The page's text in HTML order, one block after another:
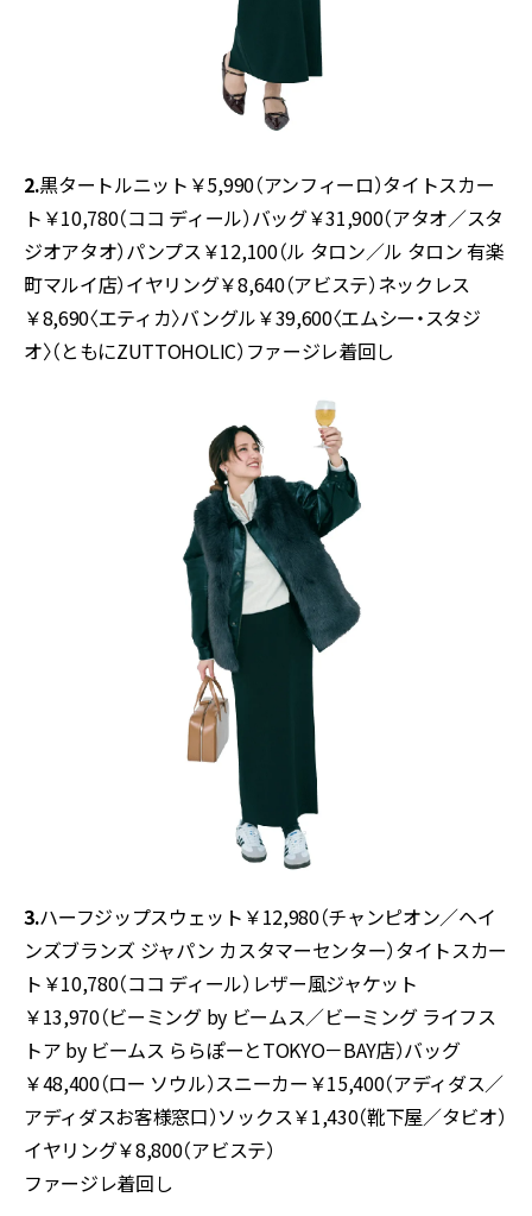
2.黒タートルニット￥5,990（アンフィーロ）タイトスカー
ト￥10,780（ココ ディール）バッグ￥31,900（アタオ／スタ
ジオアタオ）パンプス￥12,100（ル タロン／ル タロン 有楽
町マルイ店）イヤリング￥8,640（アビステ）ネックレス
￥8,690〈エティカ〉バングル￥39,600〈エムシー・スタジ
オ〉（ともにZUTTOHOLIC）ファージレ着回し
3.ハーフジップスウェット￥12,980（チャンピオン／ヘイ
ンズブランズ ジャパン カスタマーセンター）タイトスカー
ト￥10,780（ココ ディール）レザー風ジャケット
￥13,970（ビーミング by ビームス／ビーミング ライフス
トア by ビームス ららぽーとTOKYO－BAY店）バッグ
￥48,400（ロー ソウル）スニーカー￥15,400（アディダス／
アディダスお客様窓口）ソックス￥1,430（靴下屋／タビオ）
イヤリング￥8,800（アビステ）
ファージレ着回し